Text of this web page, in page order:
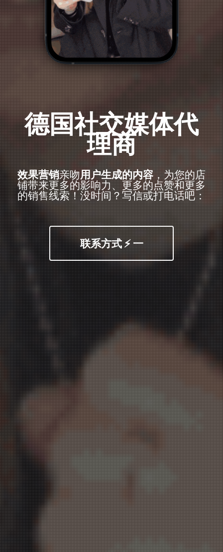
德国社交媒体代
理商
效果营销亲吻用户生成的内容，为您的店
铺带来更多的影响力、更多的点赞和更多
的销售线索！没时间？写信或打电话吧：
联系方式 ⚡ 一